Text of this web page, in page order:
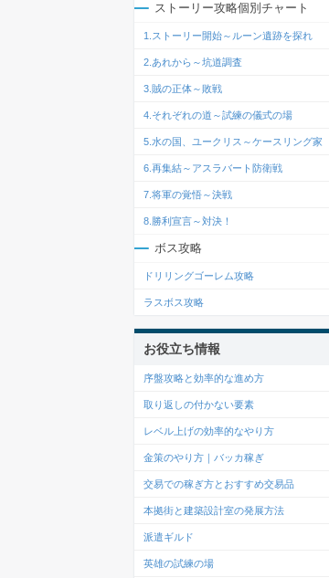
ストーリー攻略個別チャート
1.ストーリー開始～ルーン遺跡を探れ
2.あれから～坑道調査
3.賊の正体～敗戦
4.それぞれの道～試練の儀式の場
5.水の国、ユークリス～ケースリング家
6.再集結～アスラバート防衛戦
7.将軍の覚悟～決戦
8.勝利宣言～対決！
ボス攻略
ドリリングゴーレム攻略
ラスボス攻略
お役立ち情報
序盤攻略と効率的な進め方
取り返しの付かない要素
レベル上げの効率的なやり方
金策のやり方｜バッカ稼ぎ
交易での稼ぎ方とおすすめ交易品
本拠街と建築設計室の発展方法
派遣ギルド
英雄の試練の場